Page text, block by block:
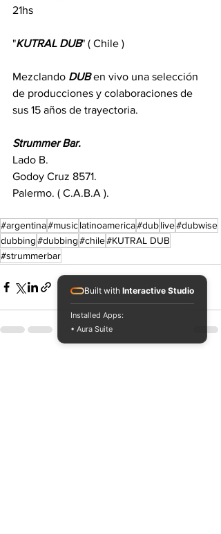
21hs
"KUTRAL DUB" ( Chile )
Mezclando DUB en vivo una selección
de producciones y colaboraciones de
sus 15 años de trayectoria.
Strummer Bar.
Lado B.
Godoy Cruz 8571.
Palermo. ( C.A.B.A ).
#argentina#musiclatinoamerica#dublive#dubwise
dubbing#dubbing#chile#KUTRAL DUB
#strummerbar
Built with Interactive Studio
Installed Apps:
• Aura Suite